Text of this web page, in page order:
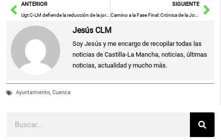
AntANTERIOR
Ugt C-LM defiende la reducción de la jornada laboral y confía en la patronal para su implementación
SIGUIENTE
Camino a la Fase Final: Crónica de la Jornada 3 en la Liga U19 FEM
Jesús CLM
Soy Jesús y me encargo de recopilar todas las
noticias de Castilla-La Mancha, noticias, últimas
noticias, actualidad y mucho más.
Ayuntamiento,Cuenca